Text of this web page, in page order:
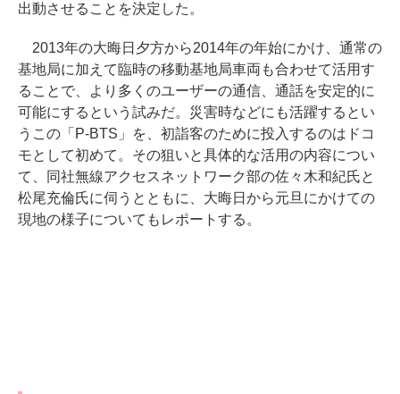
出動させることを決定した。
2013年の大晦日夕方から2014年の年始にかけ、通常の
基地局に加えて臨時の移動基地局車両も合わせて活用す
ることで、より多くのユーザーの通信、通話を安定的に
可能にするという試みだ。災害時などにも活躍するとい
うこの「P-BTS」を、初詣客のために投入するのはドコ
モとして初めて。その狙いと具体的な活用の内容につい
て、同社無線アクセスネットワーク部の佐々木和紀氏と
松尾充倫氏に伺うとともに、大晦日から元旦にかけての
現地の様子についてもレポートする。